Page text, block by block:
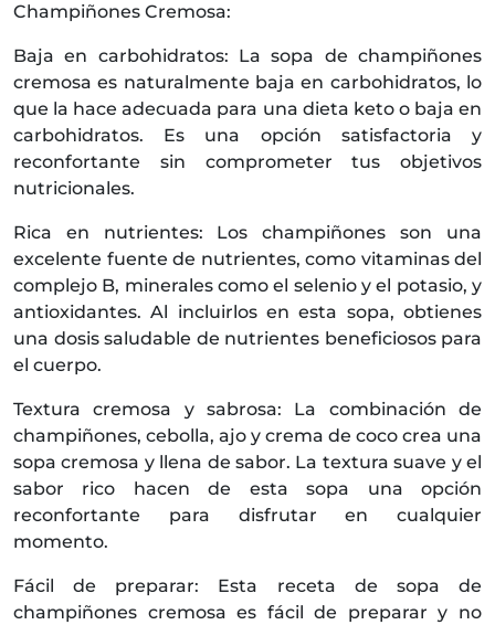
Champiñones Cremosa:
Baja en carbohidratos: La sopa de champiñones
cremosa es naturalmente baja en carbohidratos, lo
que la hace adecuada para una dieta keto o baja en
carbohidratos. Es una opción satisfactoria y
reconfortante sin comprometer tus objetivos
nutricionales.
Rica en nutrientes: Los champiñones son una
excelente fuente de nutrientes, como vitaminas del
complejo B, minerales como el selenio y el potasio, y
antioxidantes. Al incluirlos en esta sopa, obtienes
una dosis saludable de nutrientes beneficiosos para
el cuerpo.
Textura cremosa y sabrosa: La combinación de
champiñones, cebolla, ajo y crema de coco crea una
sopa cremosa y llena de sabor. La textura suave y el
sabor rico hacen de esta sopa una opción
reconfortante para disfrutar en cualquier
momento.
Fácil de preparar: Esta receta de sopa de
champiñones cremosa es fácil de preparar y no